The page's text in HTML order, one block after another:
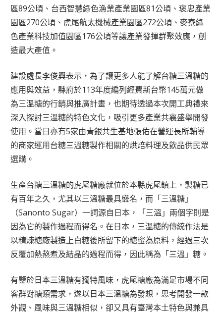
區89公頃、台西智慧綠色漁業產業園區81公頃、褒忠產業
園區270公頃、虎尾航太機械產業園區272公頃、麥寮綠
色產業科技加值園區176公頃等讓產業發揮群聚效應，創
造最大產值。
建設處長李俊興表示，為了讓更多人能了解台糖三溫糖的
應用與效益，縣府於113年度編列經費新台幣145萬元做
為三溫糖的行銷與推廣計畫，也期待透過本次開工典禮來
深入探討三溫糖的特色文化，吸引更多產業共襄盛舉開發
使用。當日亦有5家由青銀共生基地張佑在營運長所輔導
的商家運用台糖三溫糖製作相關的烘焙料理及飲品供民眾
選購。
生產台糖三溫糖的虎尾糖廠就位於本縣虎尾鎮上，製糖已
有百年之久，尤其以三溫糖最具盛名，而「三溫糖」
（Sanonto Sugar）一詞源自日本，「三溫」兩個字則是
因為它的製作過程而得名。在日本，三溫糖的傳統作法是
以精煉糖廠製造上白糖後所留下的糖蜜為原料，經過三次
反覆加熱熬煮及結晶的過程而得，因此稱為「三溫」糖。
有鑒於日本三溫糖有獨特風味，虎尾糖廠為滿足市場不同
客群對糖類需求，遂以日本三溫糖為發想，思考開發一款
外觀、風味與三溫糖相似，卻又具有臺灣本土特色與兼具